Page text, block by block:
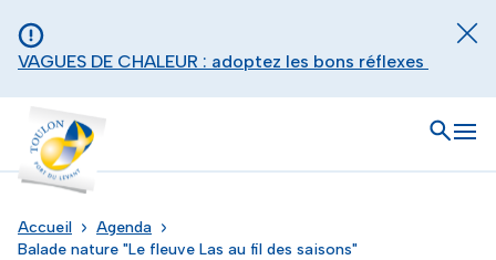
VAGUES DE CHALEUR : adoptez les bons réflexes
Toulon - Port du levant, retour à l'accueil
Ouvrir
Accueil
Agenda
Balade nature "Le fleuve Las au fil des saisons"